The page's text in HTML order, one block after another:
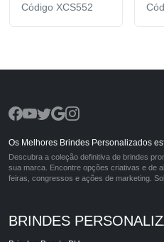
Código XCS552
Os Melhores Brindes Personalizados
Descubra a coleção definitiva de brindes
sua marca. Encontre opções criativas e de
feiras, congressos e ações de marketing.
BRINDES